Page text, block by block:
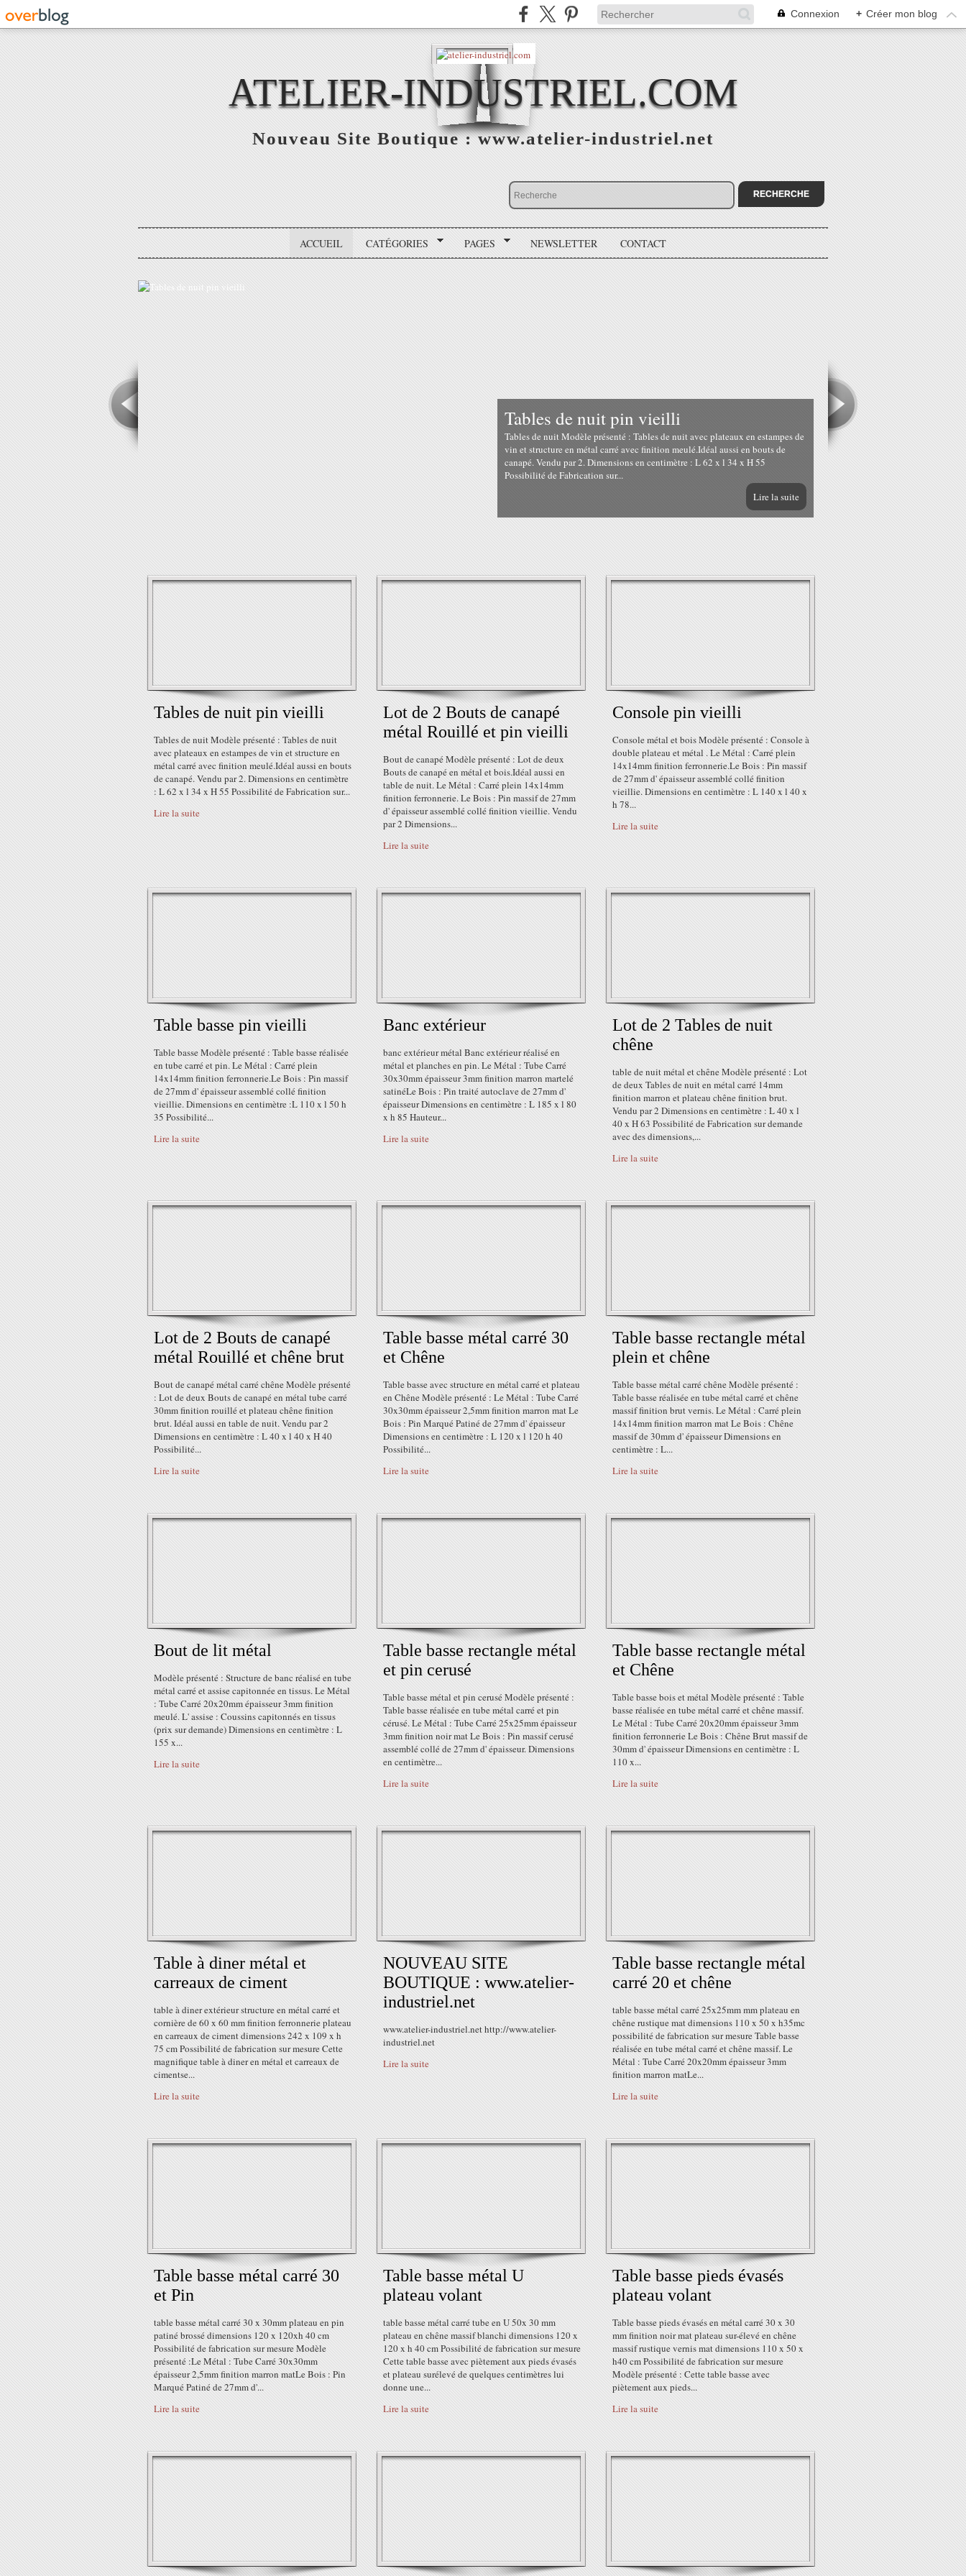
Connexion + Créer mon blog
ATELIER-INDUSTRIEL.COM
Nouveau Site Boutique : www.atelier-industriel.net
ACCUEIL CATÉGORIES PAGES NEWSLETTER CONTACT
Tables de nuit pin vieilli
Tables de nuit Modèle présenté : Tables de nuit avec plateaux en estampes de
vin et structure en métal carré avec finition meulé.Idéal aussi en bouts de
canapé. Vendu par 2. Dimensions en centimètre : L 62 x l 34 x H 55
Possibilité de Fabrication sur...
Lire la suite
Tables de nuit pin vieilli
Tables de nuit Modèle présenté : Tables de nuit
avec plateaux en estampes de vin et structure en
métal carré avec finition meulé.Idéal aussi en bouts
de canapé. Vendu par 2. Dimensions en centimètre
: L 62 x l 34 x H 55 Possibilité de Fabrication sur...
Lire la suite
Lot de 2 Bouts de canapé
métal Rouillé et pin vieilli
Bout de canapé Modèle présenté : Lot de deux
Bouts de canapé en métal et bois.Idéal aussi en
table de nuit. Le Métal : Carré plein 14x14mm
finition ferronnerie. Le Bois : Pin massif de 27mm
d' épaisseur assemblé collé finition vieillie. Vendu
par 2 Dimensions...
Lire la suite
Console pin vieilli
Console métal et bois Modèle présenté : Console à
double plateau et métal . Le Métal : Carré plein
14x14mm finition ferronnerie.Le Bois : Pin massif
de 27mm d' épaisseur assemblé collé finition
vieillie. Dimensions en centimètre : L 140 x l 40 x
h 78...
Lire la suite
Table basse pin vieilli
Table basse Modèle présenté : Table basse réalisée
en tube carré et pin. Le Métal : Carré plein
14x14mm finition ferronnerie.Le Bois : Pin massif
de 27mm d' épaisseur assemblé collé finition
vieillie. Dimensions en centimètre :L 110 x l 50 h
35 Possibilité...
Lire la suite
Banc extérieur
banc extérieur métal Banc extérieur réalisé en
métal et planches en pin. Le Métal : Tube Carré
30x30mm épaisseur 3mm finition marron martelé
satinéLe Bois : Pin traité autoclave de 27mm d'
épaisseur Dimensions en centimètre : L 185 x l 80
x h 85 Hauteur...
Lire la suite
Lot de 2 Tables de nuit
chêne
table de nuit métal et chêne Modèle présenté : Lot
de deux Tables de nuit en métal carré 14mm
finition marron et plateau chêne finition brut.
Vendu par 2 Dimensions en centimètre : L 40 x l
40 x H 63 Possibilité de Fabrication sur demande
avec des dimensions,...
Lire la suite
Lot de 2 Bouts de canapé
métal Rouillé et chêne brut
Bout de canapé métal carré chêne Modèle présenté
: Lot de deux Bouts de canapé en métal tube carré
30mm finition rouillé et plateau chêne finition
brut. Idéal aussi en table de nuit. Vendu par 2
Dimensions en centimètre : L 40 x l 40 x H 40
Possibilité...
Lire la suite
Table basse métal carré 30
et Chêne
Table basse avec structure en métal carré et plateau
en Chêne Modèle présenté : Le Métal : Tube Carré
30x30mm épaisseur 2,5mm finition marron mat Le
Bois : Pin Marqué Patiné de 27mm d' épaisseur
Dimensions en centimètre : L 120 x l 120 h 40
Possibilité...
Lire la suite
Table basse rectangle métal
plein et chêne
Table basse métal carré chêne Modèle présenté :
Table basse réalisée en tube métal carré et chêne
massif finition brut vernis. Le Métal : Carré plein
14x14mm finition marron mat Le Bois : Chêne
massif de 30mm d' épaisseur Dimensions en
centimètre : L...
Lire la suite
Bout de lit métal
Modèle présenté : Structure de banc réalisé en tube
métal carré et assise capitonnée en tissus. Le Métal
: Tube Carré 20x20mm épaisseur 3mm finition
meulé. L' assise : Coussins capitonnés en tissus
(prix sur demande) Dimensions en centimètre : L
155 x...
Lire la suite
Table basse rectangle métal
et pin cerusé
Table basse métal et pin cerusé Modèle présenté :
Table basse réalisée en tube métal carré et pin
cérusé. Le Métal : Tube Carré 25x25mm épaisseur
3mm finition noir mat Le Bois : Pin massif cerusé
assemblé collé de 27mm d' épaisseur. Dimensions
en centimètre...
Lire la suite
Table basse rectangle métal
et Chêne
Table basse bois et métal Modèle présenté : Table
basse réalisée en tube métal carré et chêne massif.
Le Métal : Tube Carré 20x20mm épaisseur 3mm
finition ferronnerie Le Bois : Chêne Brut massif de
30mm d' épaisseur Dimensions en centimètre : L
110 x...
Lire la suite
Table à diner métal et
carreaux de ciment
table à diner extérieur structure en métal carré et
cornière de 60 x 60 mm finition ferronnerie plateau
en carreaux de ciment dimensions 242 x 109 x h
75 cm Possibilité de fabrication sur mesure Cette
magnifique table à diner en métal et carreaux de
cimentse...
Lire la suite
NOUVEAU SITE
BOUTIQUE : www.atelier-
industriel.net
www.atelier-industriel.net http://www.atelier-
industriel.net
Lire la suite
Table basse rectangle métal
carré 20 et chêne
table basse métal carré 25x25mm mm plateau en
chêne rustique mat dimensions 110 x 50 x h35mc
possibilité de fabrication sur mesure Table basse
réalisée en tube métal carré et chêne massif. Le
Métal : Tube Carré 20x20mm épaisseur 3mm
finition marron matLe...
Lire la suite
Table basse métal carré 30
et Pin
table basse métal carré 30 x 30mm plateau en pin
patiné brossé dimensions 120 x 120xh 40 cm
Possibilité de fabrication sur mesure Modèle
présenté :Le Métal : Tube Carré 30x30mm
épaisseur 2,5mm finition marron matLe Bois : Pin
Marqué Patiné de 27mm d'...
Lire la suite
Table basse métal U
plateau volant
table basse métal carré tube en U 50x 30 mm
plateau en chêne massif blanchi dimensions 120 x
120 x h 40 cm Possibilité de fabrication sur mesure
Cette table basse avec piètement aux pieds évasés
et plateau surélevé de quelques centimètres lui
donne une...
Lire la suite
Table basse pieds évasés
plateau volant
Table basse pieds évasés en métal carré 30 x 30
mm finition noir mat plateau sur-élevé en chêne
massif rustique vernis mat dimensions 110 x 50 x
h40 cm Possibilité de fabrication sur mesure
Modèle présenté : Cette table basse avec
piètement aux pieds...
Lire la suite